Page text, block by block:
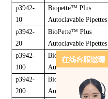
p3942-
10
Biopette™ Plus
Autoclavable Pipettes
p3942-
20
BioPette™ Plus
Autoclavable Pipettes
p3942-
100
BioPette™ Plus
Autoclavable Pipettes
p3942-
200
BioPette™ Plus
Autoclavable Pipettes